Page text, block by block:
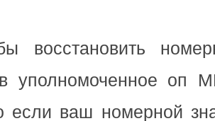
восстановить
в уполномоченное оп
если ваш номерной